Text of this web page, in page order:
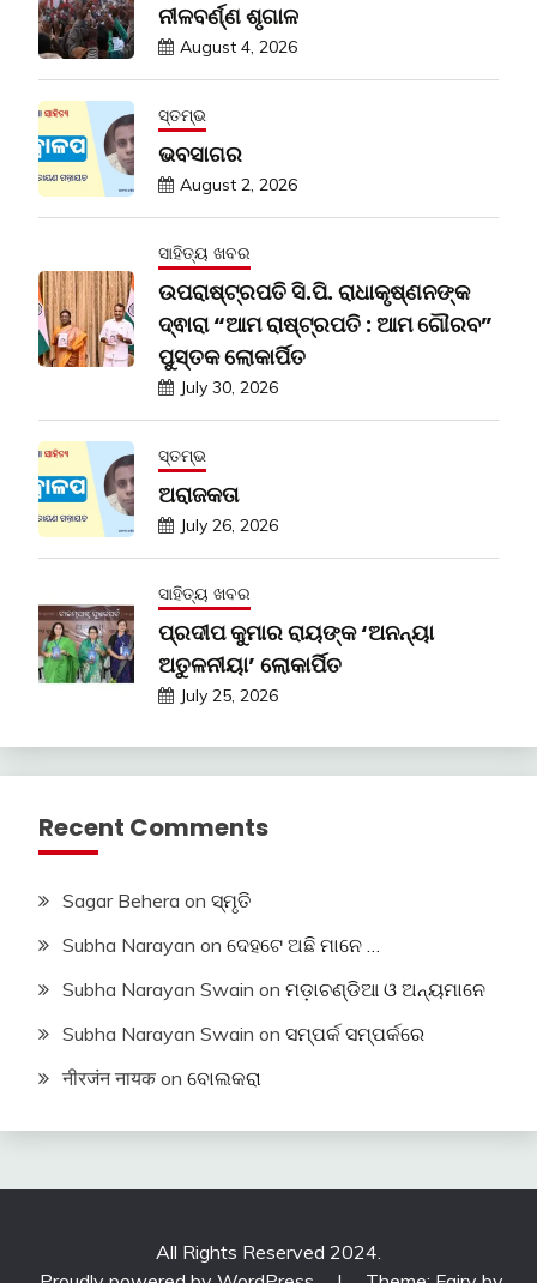
ନୀଳବର୍ଣ୍ଣ ଶୃଗାଳ
August 4, 2026
ସ୍ତମ୍ଭ
ଭବସାଗର
August 2, 2026
ସାହିତ୍ୟ ଖବର
ଉପରାଷ୍ଟ୍ରପତି ସି.ପି. ରାଧାକୃଷ୍ଣନଙ୍କ
ଦ୍ଵାରା “ଆମ ରାଷ୍ଟ୍ରପତି : ଆମ ଗୌରବ”
ପୁସ୍ତକ ଲୋକାର୍ପିତ
July 30, 2026
ସ୍ତମ୍ଭ
ଅରାଜକତା
July 26, 2026
ସାହିତ୍ୟ ଖବର
ପ୍ରଦୀପ କୁମାର ରାୟଙ୍କ ‘ଅନନ୍ୟା
ଅତୁଳନୀୟା’ ଲୋକାର୍ପିତ
July 25, 2026
Recent Comments
Sagar Behera on ସ୍ମୃତି
Subha Narayan on ଦେହଟେ ଅଛି ମାନେ …
Subha Narayan Swain on ମଡ଼ାଚଣ୍ଡିଆ ଓ ଅନ୍ୟମାନେ
Subha Narayan Swain on ସମ୍ପର୍କ ସମ୍ପର୍କରେ
नीरजंन नायक on ବୋଲକରା
All Rights Reserved 2024.